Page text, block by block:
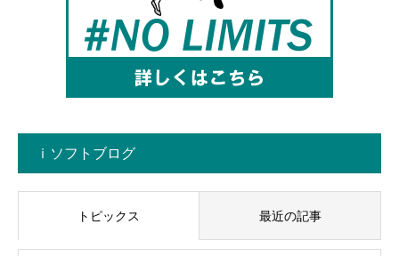
ｉソフトブログ
トピックス 最近の記事